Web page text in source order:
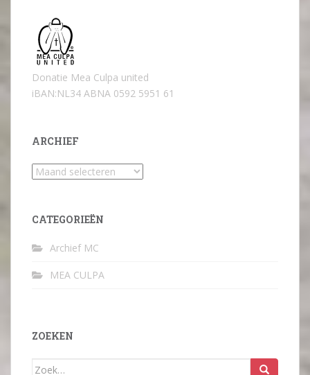
Donatie Mea Culpa united
iBAN:NL34 ABNA 0592 5951 61
ARCHIEF
Archief
CATEGORIEËN
Archief MC
MEA CULPA
ZOEKEN
Zoek